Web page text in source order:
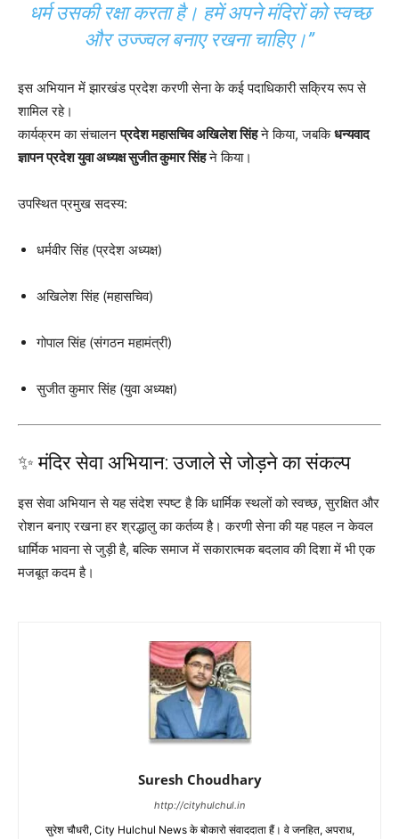
धर्म उसकी रक्षा करता है। हमें अपने मंदिरों को स्वच्छ
और उज्ज्वल बनाए रखना चाहिए।”
इस अभियान में झारखंड प्रदेश करणी सेना के कई पदाधिकारी सक्रिय रूप से
शामिल रहे।
कार्यक्रम का संचालनप्रदेश महासचिव अखिलेश सिंहने किया, जबकिधन्यवाद
ज्ञापन प्रदेश युवा अध्यक्ष सुजीत कुमार सिंहने किया।
उपस्थित प्रमुख सदस्य:
धर्मवीर सिंह (प्रदेश अध्यक्ष)
अखिलेश सिंह (महासचिव)
गोपाल सिंह (संगठन महामंत्री)
सुजीत कुमार सिंह (युवा अध्यक्ष)
✨ मंदिर सेवा अभियान: उजाले से जोड़ने का संकल्प
इस सेवा अभियान से यह संदेश स्पष्ट है कि धार्मिक स्थलों को स्वच्छ, सुरक्षित और
रोशन बनाए रखना हर श्रद्धालु का कर्तव्य है। करणी सेना की यह पहल न केवल
धार्मिक भावना से जुड़ी है, बल्कि समाज में सकारात्मक बदलाव की दिशा में भी एक
मजबूत कदम है।
Suresh Choudhary
http://cityhulchul.in
सुरेश चौधरी, City Hulchul News के बोकारो संवाददाता हैं। वे जनहित, अपराध,